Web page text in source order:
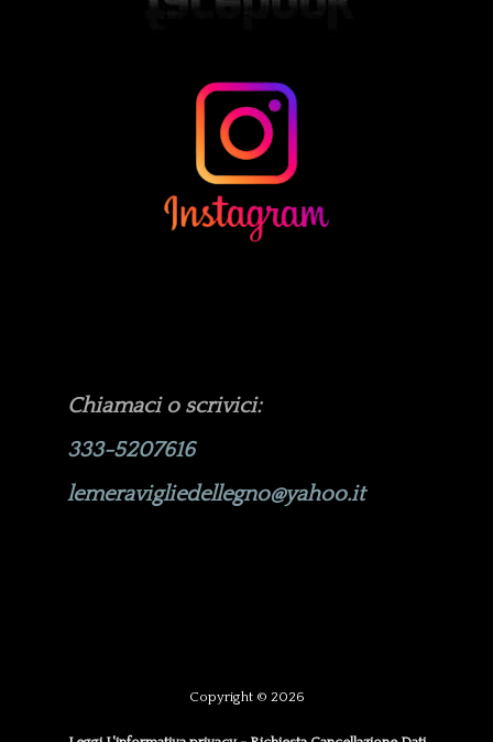
Chiamaci o scrivici:
333-5207616
lemeravigliedellegno@yahoo.it
Copyright © 2026